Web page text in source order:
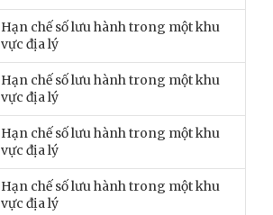
Hạn chế số lưu hành trong một khu
vực địa lý
Hạn chế số lưu hành trong một khu
vực địa lý
Hạn chế số lưu hành trong một khu
vực địa lý
Hạn chế số lưu hành trong một khu
vực địa lý